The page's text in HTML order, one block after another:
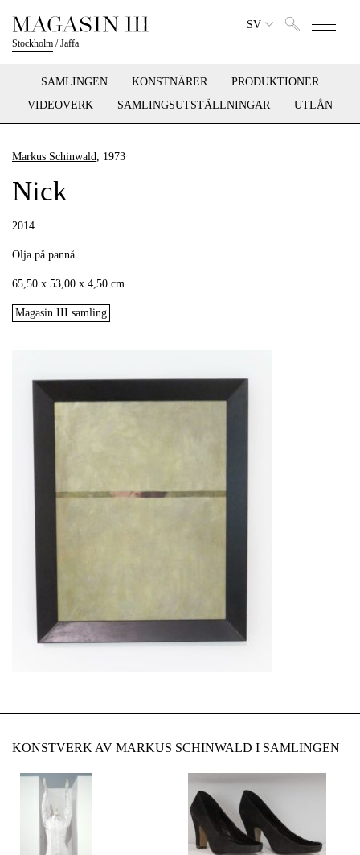
Stockholm /Jaffa
SV
SAMLINGEN KONSTNÄRER
PRODUKTIONER
VIDEOVERK
SAMLINGSUTSTÄLLNINGAR UTLÅN
Markus Schinwald, 1973
Nick
2014
Olja på pannå
65,50 x 53,00 x 4,50 cm
Magasin III samling
KONSTVERK AV MARKUS SCHINWALD I SAMLINGEN